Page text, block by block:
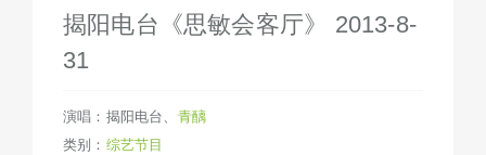
揭阳电台《思敏会客厅》 2013-8-
31
演唱： 揭阳电台、 青醨
类别： 综艺节目